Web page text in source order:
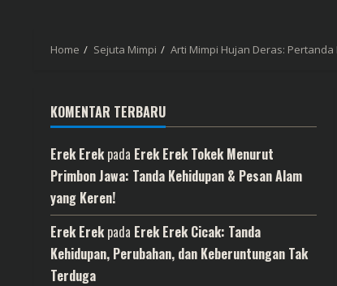
Home Sejuta Mimpi Arti Mimpi Hujan Deras:
KOMENTAR TERBARU
Erek Erekpada Erek Erek Tokek Menurut
Primbon Jawa: Tanda Kehidupan & Pesan Alam
yang Keren!
Erek Erekpada Erek Erek Cicak: Tanda
Kehidupan, Perubahan, dan Keberuntungan Tak
Terduga